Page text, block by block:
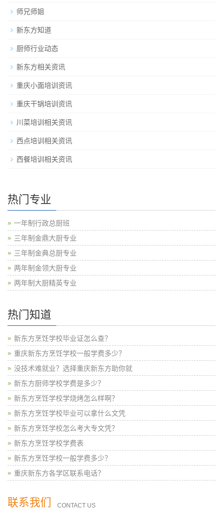
师兄师姐
新东方知道
厨师行业动态
新东方相关资讯
重庆小面培训资讯
重庆干锅培训资讯
川菜培训相关资讯
西点培训相关资讯
西餐培训相关资讯
热门专业
一年制行政总厨班
三年制金鼎大厨专业
三年制金典总厨专业
两年制金领大厨专业
两年制大厨精英专业
热门知道
新东方烹饪学校毕业证怎么查？
重庆新东方烹饪学校一般学费多少？
没技术难就业？选择重庆新东方助你就
新东方厨师学校学费是多少？
新东方烹饪学校学烧烤怎么样啊？
新东方烹饪学校毕业可以拿什么文凭
新东方烹饪学校怎么考大专文凭？
新东方烹饪学校学费表
新东方烹饪学校一般学费多少？
重庆新东方各学区联系电话？
联系我们 CONTACT US